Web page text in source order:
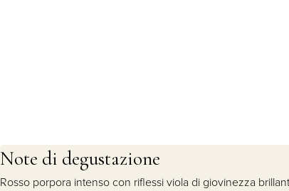
Note di degustazione
Rosso porpora intenso con riflessi viola di giovinezza